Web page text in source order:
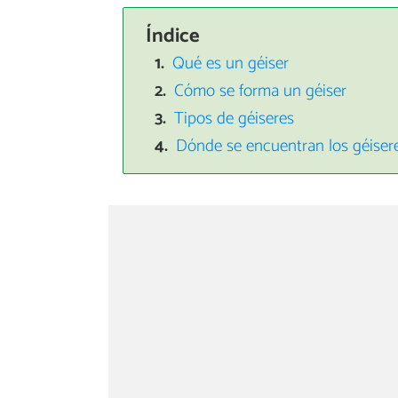
Índice
Qué es un géiser
Cómo se forma un géiser
Tipos de géiseres
Dónde se encuentran los